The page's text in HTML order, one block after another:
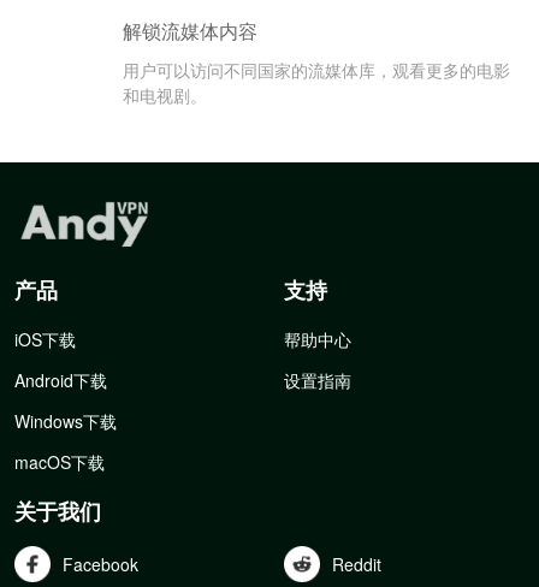
解锁流媒体内容
用户可以访问不同国家的流媒体库，观看更多的电影
和电视剧。
产品
iOS下载
Android下载
Windows下载
macOS下载
支持
帮助中心
设置指南
关于我们
Facebook Reddit